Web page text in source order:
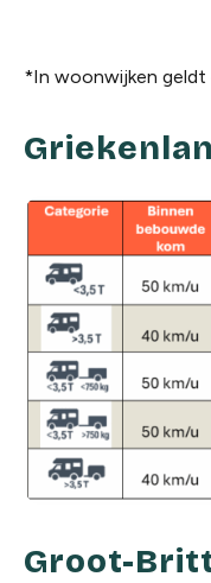
*In woonwijken geldt
Groot-